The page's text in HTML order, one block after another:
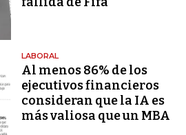
LABORAL
Al menos 86% de los
ejecutivos financieros
consideran que la IA es
más valiosa que un MBA